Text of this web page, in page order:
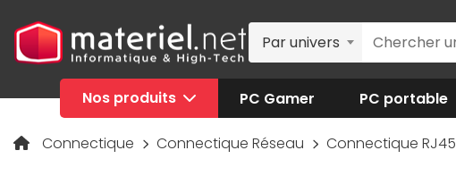
Par univers
Nos produits PC Gamer PC portable
Connectique Connectique Réseau Connectique RJ45